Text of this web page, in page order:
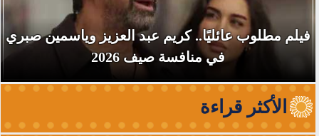
فيلم مطلوب عائليًا.. كريم عبد العزيز وياسمين صبري
في منافسة صيف 2026
الأكثر قراءة